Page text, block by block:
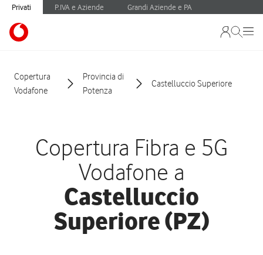
Privati P.IVA e Aziende Grandi Aziende e PA
Copertura
Vodafone
Provincia di
Potenza
Castelluccio Superiore
Copertura Fibra e 5G
Vodafone a
Castelluccio
Superiore (PZ)